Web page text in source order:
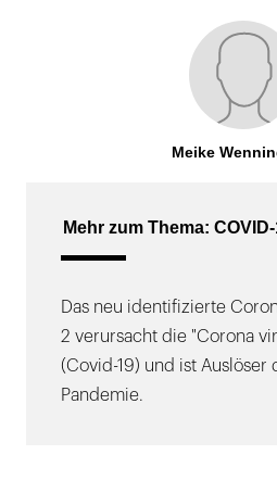
Meike
Mehr zum Thema:
Das neu identifizierte
2 verursacht die "Corona
(Covid-19) und ist Auslöser
Pandemie.